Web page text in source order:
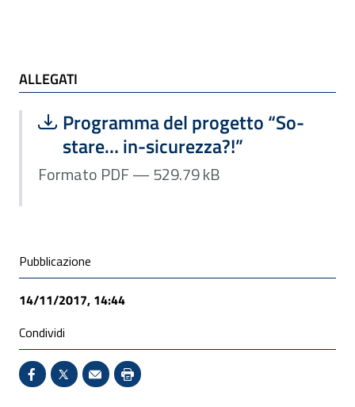
ALLEGATI
ALLEGATI
Scarica file:
Programma del progetto “So-
stare… in-sicurezza?!”
Formato PDF — Dimensione 529.79 kB
Formato PDF — 529.79 kB
Condivisione social
Pubblicazione
14/11/2017, 14:44
Condividi
Condividi su Facebook - Sito esterno - Apertura in
X - Sito esterno - Apertura in nuova finestra
Invio Mail: apre il programma di posta
Stampa pagina: scelta meno